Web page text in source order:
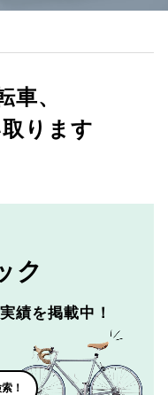
車、
ります
ク
績を掲載中！
！